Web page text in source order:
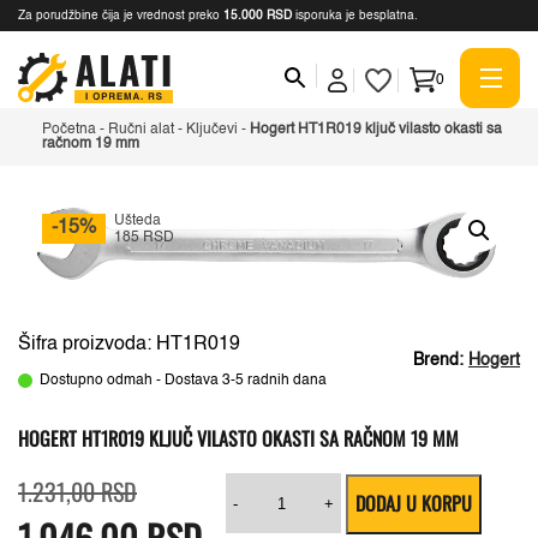
Za porudžbine čija je vrednost preko 15.000 RSD isporuka je besplatna.
0
Početna - Ručni alat - Ključevi - Hogert HT1R019 ključ vilasto okasti sa
račnom 19 mm
-15%
Ušteda
185 RSD
Brend: Hogert
Šifra proizvoda: HT1R019
Dostupno odmah - Dostava 3-5 radnih dana
HOGERT HT1R019 KLJUČ VILASTO OKASTI SA RAČNOM 19 MM
1.231,00RSDcena
je
cena
je:
-
HT1R019+ DODAJ U KORPU